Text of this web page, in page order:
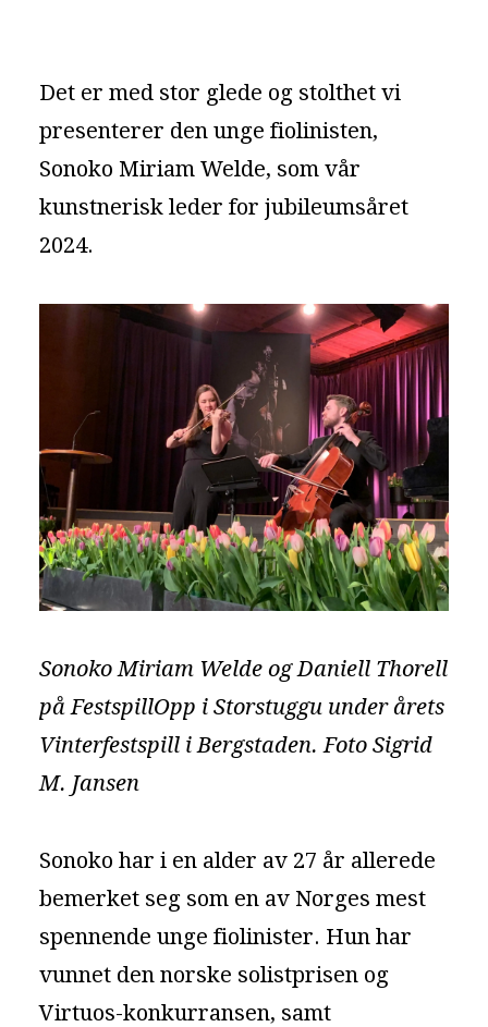
Det er med stor glede og stolthet vi
presenterer den unge fiolinisten,
Sonoko Miriam Welde, som vår
kunstnerisk leder for jubileumsåret
2024.
Sonoko Miriam Welde og Daniell Thorell
på FestspillOpp i Storstuggu under årets
Vinterfestspill i Bergstaden. Foto Sigrid
M. Jansen
Sonoko har i en alder av 27 år allerede
bemerket seg som en av Norges mest
spennende unge fiolinister. Hun har
vunnet den norske solistprisen og
Virtuos-konkurransen, samt